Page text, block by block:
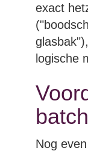
exact
logische
Nog